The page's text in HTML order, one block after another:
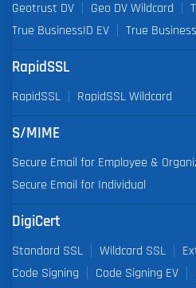
Geotrust DV Geo DV Wildcard
True BusinessID EV
True
RapidSSL
RapidSSL RapidSSL Wildcard
S/MIME
Secure Email for Employee &
Secure Email for Individual
DigiCert
Standard SSL Wildcard SSL
Code Signing
Code Signing EV